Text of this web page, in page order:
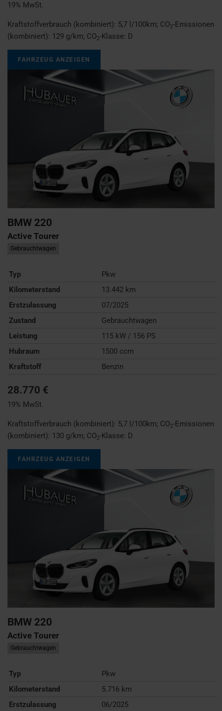
19% MwSt.
Kraftstoffverbrauch (kombiniert): 5,7 l/100km; CO2-Emissionen
(kombiniert): 129 g/km; CO2-Klasse: D
FAHRZEUG ANZEIGEN
BMW 220
Active Tourer
Gebrauchtwagen
Typ
Pkw
Kilometerstand
13.442 km
Erstzulassung
07/2025
Zustand
Gebrauchtwagen
Leistung
115 kW / 156 PS
Hubraum
1500 ccm
Kraftstoff
Benzin
28.770 €
19% MwSt.
Kraftstoffverbrauch (kombiniert): 5,7 l/100km; CO2-Emissionen
(kombiniert): 130 g/km; CO2-Klasse: D
FAHRZEUG ANZEIGEN
BMW 220
Active Tourer
Gebrauchtwagen
Typ
Pkw
Kilometerstand
5.716 km
Erstzulassung
06/2025